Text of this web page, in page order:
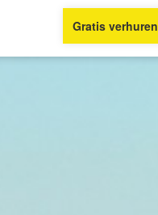
Gratis verhuren